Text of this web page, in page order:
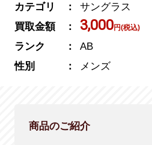
カテゴリ
サングラス
買取金額
3,000円(税込)
ランク
AB
性別
メンズ
商品のご紹介